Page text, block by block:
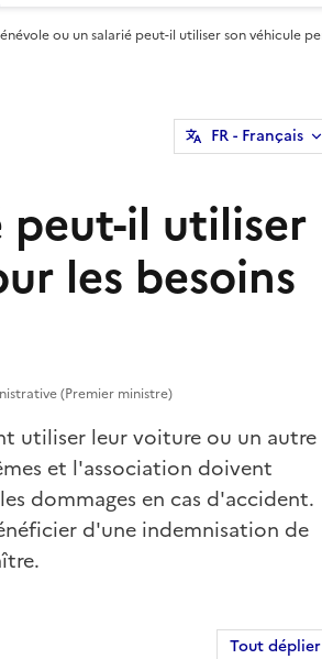
ou un salarié peut-il utiliser son véhicule
FR- Français
peut-il utiliser
les besoins
(Premier ministre)
utiliser leur voiture ou un autre
et l'association doivent
dommages en cas d'accident.
d'une indemnisation de
Tout déplier